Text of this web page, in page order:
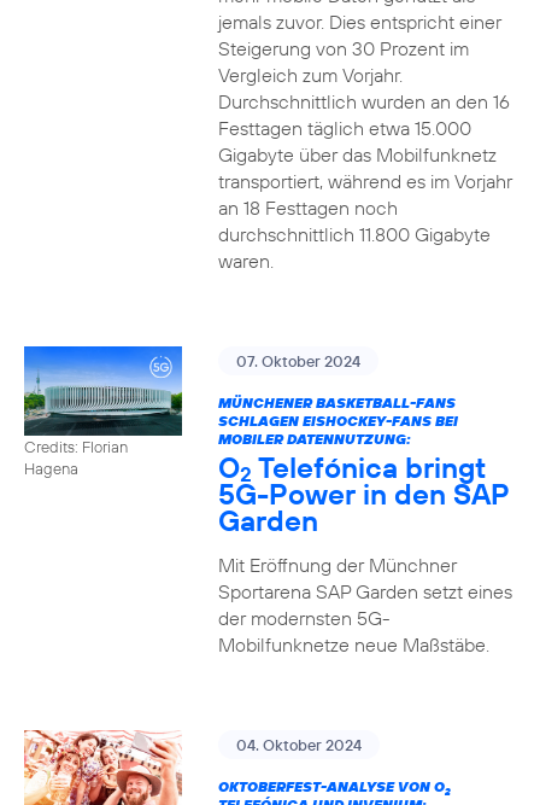
jemals zuvor. Dies entspricht einer
Steigerung von 30 Prozent im
Vergleich zum Vorjahr.
Durchschnittlich wurden an den 16
Festtagen täglich etwa 15.000
Gigabyte über das Mobilfunknetz
transportiert, während es im Vorjahr
an 18 Festtagen noch
durchschnittlich 11.800 Gigabyte
waren.
Credits: Florian
Hagena
07. Oktober 2024
MÜNCHENER BASKETBALL-FANS
SCHLAGEN EISHOCKEY-FANS BEI
MOBILER DATENNUTZUNG:
O2 Telefónica bringt
5G-Power in den SAP
Garden
Mit Eröffnung der Münchner
Sportarena SAP Garden setzt eines
der modernsten 5G-
Mobilfunknetze neue Maßstäbe.
04. Oktober 2024
OKTOBERFEST-ANALYSE VON O2